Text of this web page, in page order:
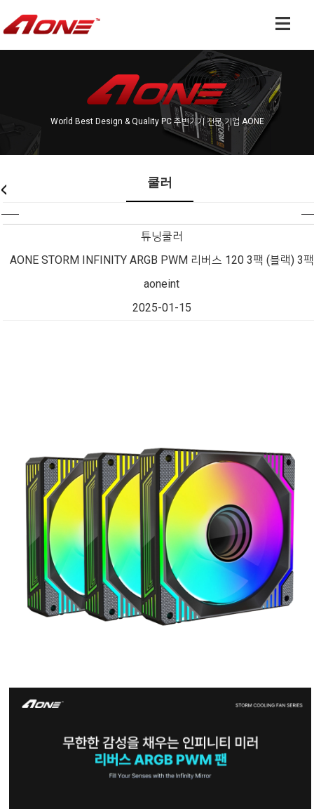
World Best Design & Quality PC 주변기기 전문 기업 AONE
쿨러
튜닝쿨러
AONE STORM INFINITY ARGB PWM 리버스 120 3팩 (블랙) 3팩
aoneint
2025-01-15